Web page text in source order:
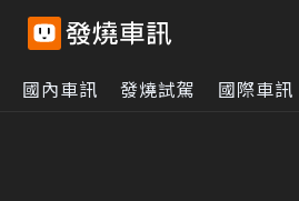
國內車訊 發燒試駕 國際車訊